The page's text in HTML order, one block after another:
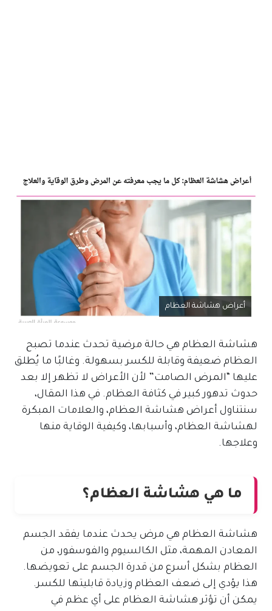
أعراض هشاشة العظام
هشاشة العظام هي حالة مرضية تحدث عندما تصبح
العظام ضعيفة وقابلة للكسر بسهولة. وغالبًا ما يُطلق
عليها “المرض الصامت” لأن الأعراض لا تظهر إلا بعد
حدوث تدهور كبير في كثافة العظام. في هذا المقال،
سنتناول أعراض هشاشة العظام، والعلامات المبكرة
لهشاشة العظام، وأسبابها، وكيفية الوقاية منها
وعلاجها.
ما هي هشاشة العظام؟
هشاشة العظام هي مرض يحدث عندما يفقد الجسم
المعادن المهمة، مثل الكالسيوم والفوسفور، من
العظام بشكل أسرع من قدرة الجسم على تعويضها.
هذا يؤدي إلى ضعف العظام وزيادة قابليتها للكسر.
يمكن أن تؤثر هشاشة العظام على أي عظم في